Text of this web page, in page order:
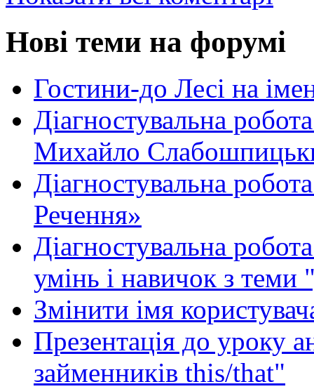
Нові теми на форумі
Гостини-до Лесі на
Діагностувальна
Михайло
Діагностувальна
Речення»
Діагностувальна
умінь і навичок з теми
Змінити імя
Презентація до уроку
займенників this/that"